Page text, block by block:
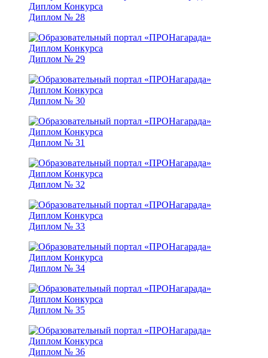
Диплом № 28
Диплом № 29
Диплом № 30
Диплом № 31
Диплом № 32
Диплом № 33
Диплом № 34
Диплом № 35
Диплом № 36